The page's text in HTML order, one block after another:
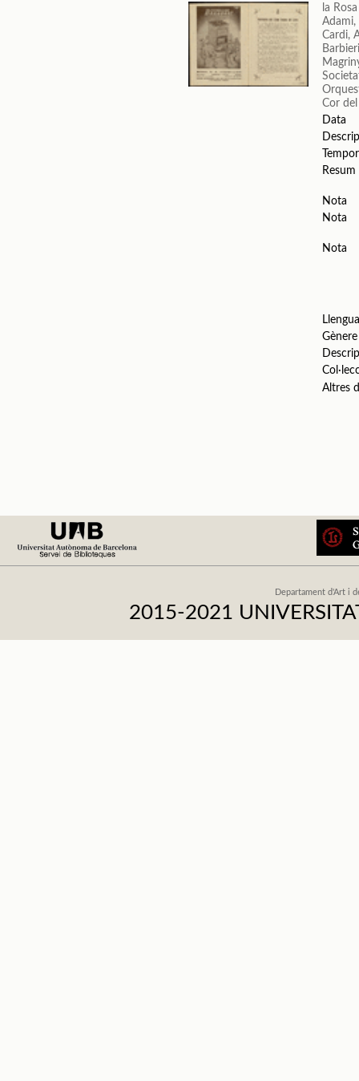
la
Adami,
Cardi,
Cor
Data
Resum
Nota
Nota
Nota
Gènere
Altres
Departament d'Art i
2015-2021